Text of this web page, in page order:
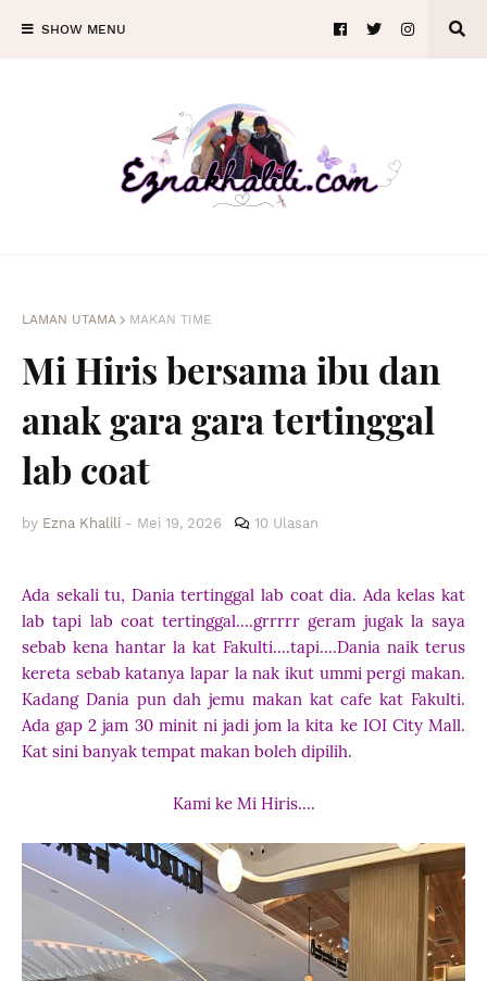
SHOW MENU
LAMAN UTAMA MAKAN TIME
Mi Hiris bersama ibu dan
anak gara gara tertinggal
lab coat
by Ezna Khalili - Mei 19, 2026 10 Ulasan
Ada sekali tu, Dania tertinggal lab coat dia. Ada kelas kat
lab tapi lab coat tertinggal....grrrrr geram jugak la saya
sebab kena hantar la kat Fakulti....tapi....Dania naik terus
kereta sebab katanya lapar la nak ikut ummi pergi makan.
Kadang Dania pun dah jemu makan kat cafe kat Fakulti.
Ada gap 2 jam 30 minit ni jadi jom la kita ke IOI City Mall.
Kat sini banyak tempat makan boleh dipilih.
Kami ke Mi Hiris....